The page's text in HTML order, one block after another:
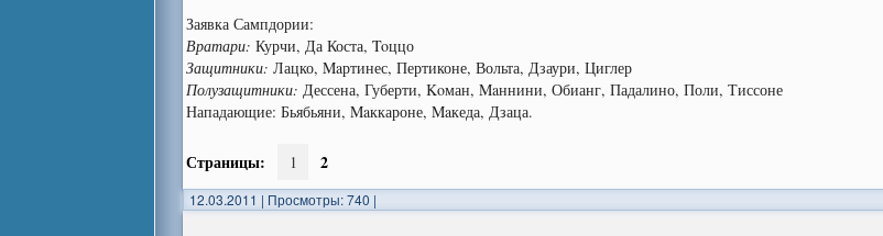
Заявка Сампдории:
Вратари: Курчи, Да Коста, Toццо
Защитники: Лацко, Maртинес, Пертиконе, Вольта, Дзаури, Циглер
Полузащитники: Дессена, Губерти, Koман, Maннини, Обианг, Падалино, Поли, Тиссоне
Нападающие: Бьябьяни, Maккароне, Maкеда, Дзаца.
Страницы: 1 2
12.03.2011 | Просмотры: 740 |